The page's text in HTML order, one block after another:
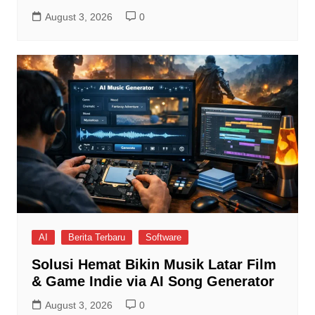
August 3, 2026 0
AI Berita Terbaru Software
Solusi Hemat Bikin Musik Latar Film
& Game Indie via AI Song Generator
August 3, 2026 0